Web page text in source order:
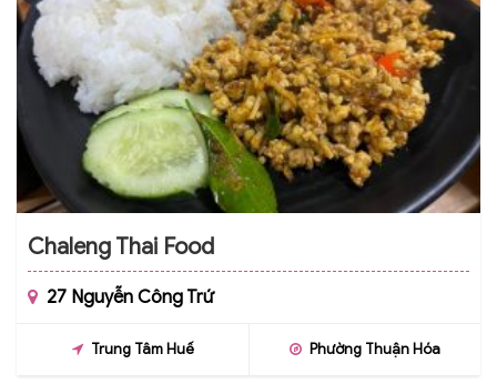
Chaleng Thai Food
27 Nguyễn Công Trứ
Trung Tâm Huế Phường Thuận Hóa